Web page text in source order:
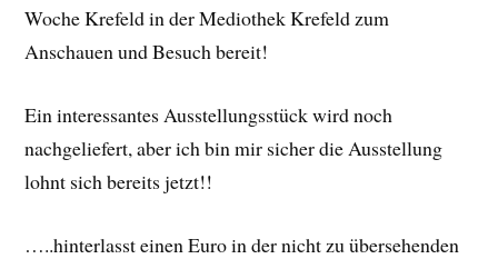
Woche Krefeld in der Mediothek Krefeld zum
Anschauen und Besuch bereit!
Ein interessantes Ausstellungsstück wird noch
nachgeliefert, aber ich bin mir sicher die Ausstellung
lohnt sich bereits jetzt!!
…..hinterlasst einen Euro in der nicht zu übersehenden